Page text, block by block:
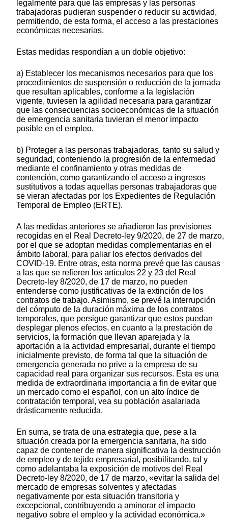
legalmente para que las empresas y las personas
trabajadoras pudieran suspender o reducir su actividad,
permitiendo, de esta forma, el acceso a las prestaciones
económicas necesarias.
Estas medidas respondían a un doble objetivo:
a) Establecer los mecanismos necesarios para que los
procedimientos de suspensión o reducción de la jornada
que resultan aplicables, conforme a la legislación
vigente, tuviesen la agilidad necesaria para garantizar
que las consecuencias socioeconómicas de la situación
de emergencia sanitaria tuvieran el menor impacto
posible en el empleo.
b) Proteger a las personas trabajadoras, tanto su salud y
seguridad, conteniendo la progresión de la enfermedad
mediante el confinamiento y otras medidas de
contención, como garantizando el acceso a ingresos
sustitutivos a todas aquellas personas trabajadoras que
se vieran afectadas por los Expedientes de Regulación
Temporal de Empleo (ERTE).
A las medidas anteriores se añadieron las previsiones
recogidas en el Real Decreto-ley 9/2020, de 27 de marzo,
por el que se adoptan medidas complementarias en el
ámbito laboral, para paliar los efectos derivados del
COVID-19. Entre otras, esta norma prevé que las causas
a las que se refieren los artículos 22 y 23 del Real
Decreto-ley 8/2020, de 17 de marzo, no pueden
entenderse como justificativas de la extinción de los
contratos de trabajo. Asimismo, se prevé la interrupción
del cómputo de la duración máxima de los contratos
temporales, que persigue garantizar que estos puedan
desplegar plenos efectos, en cuanto a la prestación de
servicios, la formación que llevan aparejada y la
aportación a la actividad empresarial, durante el tiempo
inicialmente previsto, de forma tal que la situación de
emergencia generada no prive a la empresa de su
capacidad real para organizar sus recursos. Esta es una
medida de extraordinaria importancia a fin de evitar que
un mercado como el español, con un alto índice de
contratación temporal, vea su población asalariada
drásticamente reducida.
En suma, se trata de una estrategia que, pese a la
situación creada por la emergencia sanitaria, ha sido
capaz de contener de manera significativa la destrucción
de empleo y de tejido empresarial, posibilitando, tal y
como adelantaba la exposición de motivos del Real
Decreto-ley 8/2020, de 17 de marzo, «evitar la salida del
mercado de empresas solventes y afectadas
negativamente por esta situación transitoria y
excepcional, contribuyendo a aminorar el impacto
negativo sobre el empleo y la actividad económica.»